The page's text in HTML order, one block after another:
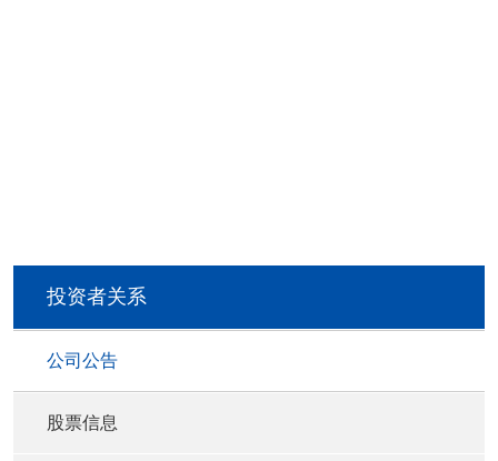
投资者关系
公司公告
股票信息